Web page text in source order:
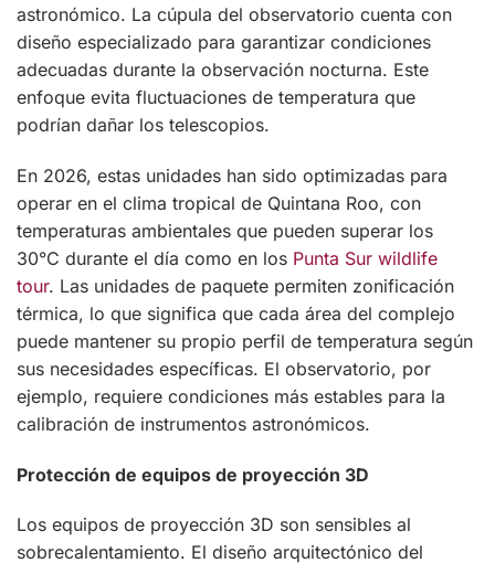
astronómico. La cúpula del observatorio cuenta con
diseño especializado para garantizar condiciones
adecuadas durante la observación nocturna. Este
enfoque evita fluctuaciones de temperatura que
podrían dañar los telescopios.
En 2026, estas unidades han sido optimizadas para
operar en el clima tropical de Quintana Roo, con
temperaturas ambientales que pueden superar los
30°C durante el día como en los Punta Sur wildlife
tour. Las unidades de paquete permiten zonificación
térmica, lo que significa que cada área del complejo
puede mantener su propio perfil de temperatura según
sus necesidades específicas. El observatorio, por
ejemplo, requiere condiciones más estables para la
calibración de instrumentos astronómicos.
Protección de equipos de proyección 3D
Los equipos de proyección 3D son sensibles al
sobrecalentamiento. El diseño arquitectónico del